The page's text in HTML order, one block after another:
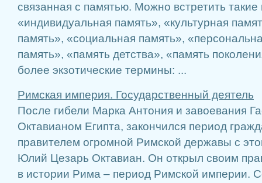
связанная с памятью. Можно встретить такие
«индивидуальная память», «культурная
память», «социальная память»,
память», «память детства», «память
более экзотические термины: ...
Римская империя. Государственный деятель
После гибели Марка Антония и завоевания
Октавианом Египта, закончился период
правителем огромной Римской державы с
Юлий Цезарь Октавиан. Он открыл своим
в истории Рима – период Римской империи.